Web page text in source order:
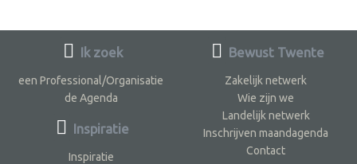
Ik zoek
een Professional/Organisatie
de Agenda
Inspiratie
Inspiratie
Bewust Twente
Zakelijk netwerk
Wie zijn we
Landelijk netwerk
Inschrijven maandagenda
Contact